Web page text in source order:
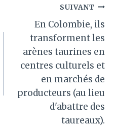
SUIVANT
En Colombie, ils
transforment les
arènes taurines en
centres culturels et
en marchés de
producteurs (au lieu
d'abattre des
taureaux).